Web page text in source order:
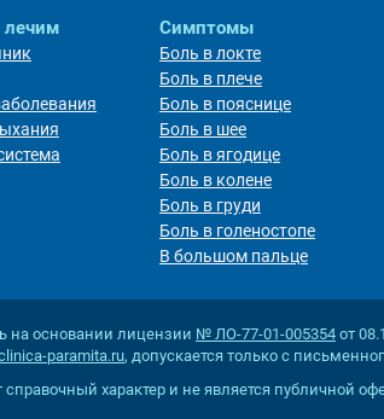
лечим Симптомы
Боль в локте
Боль в плече
Боль в пояснице
Боль в шее
Боль в ягодице
Боль в колене
Боль в груди
Боль в голеностопе
В большом пальце
на основании лицензии № ЛО-77-01-005354 от
paramita.ru, допускается только с
характер и не является публичной